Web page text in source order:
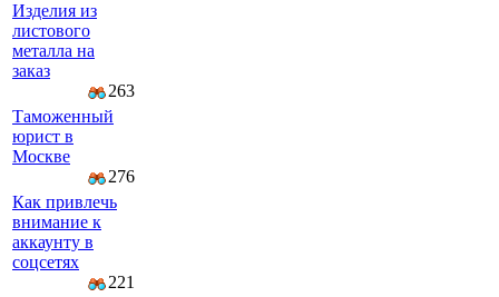
Изделия из
листового
металла на
заказ
263
Таможенный
юрист в
Москве
276
Как привлечь
внимание к
аккаунту в
соцсетях
221